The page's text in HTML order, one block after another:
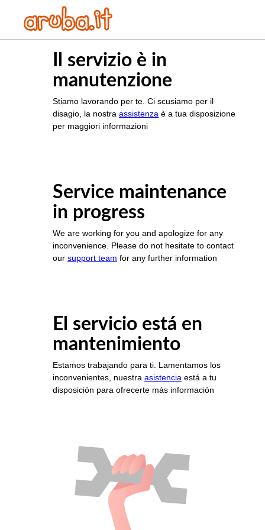
Il servizio è in
manutenzione
Stiamo lavorando per te. Ci scusiamo per il
disagio, la nostra assistenza è a tua disposizione
per maggiori informazioni
Service maintenance
in progress
We are working for you and apologize for any
inconvenience. Please do not hesitate to contact
our support team for any further information
El servicio está en
mantenimiento
Estamos trabajando para ti. Lamentamos los
inconvenientes, nuestra asistencia está a tu
disposición para ofrecerte más información